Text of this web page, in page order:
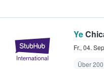
Ye
Fr., 04.
Über